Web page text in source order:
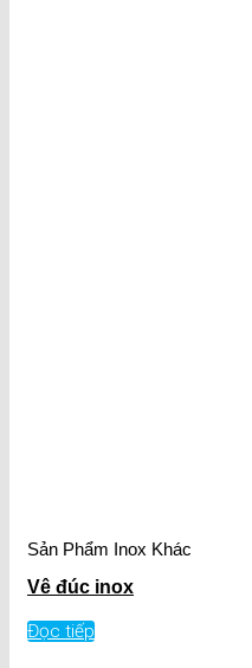
Sản Phẩm Inox Khác
Vê đúc inox
Đọc tiếp